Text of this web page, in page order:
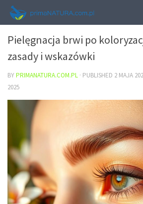
URODA
Pielęgnacja brwi po
zasady i wskazówki
BYPRIMANATURA.COM.PL · PUBLISHED 2 MAJA
2025